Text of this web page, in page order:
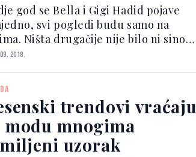
god se Bella i Gigi Hadid pojave
svi pogledi budu samo na
Ništa drugačije nije bilo ni sinoć
gala večeri Business Of Fashion 500
gdje su slavne sestre plijenile
duboki...
2018.
trendovi vraćaju
modu mnogima
uzorak